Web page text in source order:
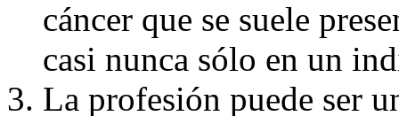
cáncer que se suele
casi nunca sólo en un
La profesión puede ser